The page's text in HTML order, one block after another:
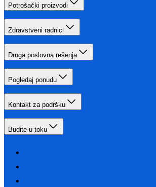
Potrošački proizvodi
Zdravstveni radnici
Druga poslovna rešenja
Pogledaj ponudu
Kontakt za podršku
Budite u toku